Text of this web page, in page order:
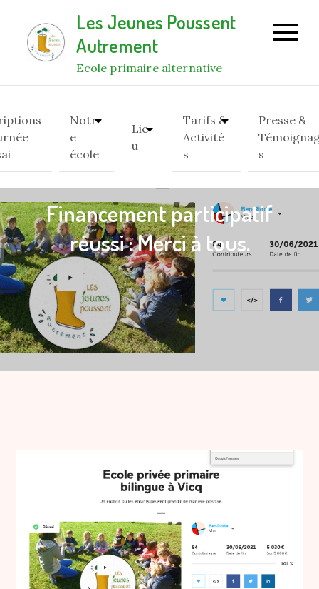
content
Les Jeunes Poussent
Autrement
Ecole primaire alternative
Notr
e
école
Lie
u
Tarifs &
Activité
s
Presse &
s
Financement participatif
réussi : Merci à tous.